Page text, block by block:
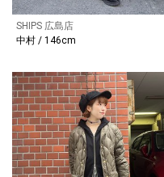
SHIPS 広島店
中村 / 146cm